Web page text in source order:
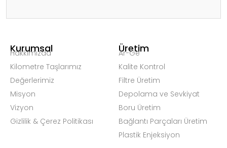
Kurumsal
Hakkımızda
Kilometre Taşlarımız
Değerlerimiz
Misyon
Vizyon
Gizlilik & Çerez Politikası
Üretim
Ar-Ge
Kalite Kontrol
Filtre Üretim
Depolama ve Sevkiyat
Boru Üretim
Bağlantı Parçaları Üretim
Plastik Enjeksiyon